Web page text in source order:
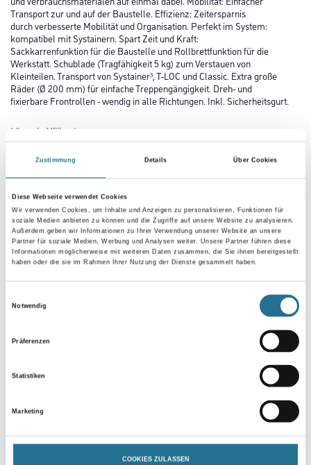
Zustimmung Details Über Cookies
Diese Webseite verwendet Cookies
Wir verwenden Cookies, um Inhalte und Anzeigen zu personalisieren, Funktionen für
soziale Medien anbieten zu können und die Zugriffe auf unsere Website zu analysieren.
Außerdem geben wir Informationen zu Ihrer Verwendung unserer Website an unsere
Partner für soziale Medien, Werbung und Analysen weiter. Unsere Partner führen diese
Informationen möglicherweise mit weiteren Daten zusammen, die Sie ihnen bereitgestellt
haben oder die sie im Rahmen Ihrer Nutzung der Dienste gesammelt haben.
Notwendig
Präferenzen
Statistiken
Marketing
COOKIES ZULASSEN
Transport zur und auf der Baustelle. Effizienz: Zeitersparnis
durch verbesserte Mobilität und Organisation. Perfekt im System:
kompatibel mit Systainern. Spart Zeit und Kraft:
Sackkarrenfunktion für die Baustelle und Rollbrettfunktion für die
Werkstatt. Schublade (Tragfähigkeit 5 kg) zum Verstauen von
Kleinteilen. Transport von Systainer³, T-LOC und Classic. Extra große
Räder (Ø 200 mm) für einfache Treppengängigkeit. Dreh- und
fixierbare Frontrollen - wendig in alle Richtungen. Inkl. Sicherheitsgurt.
Länge in Millimeter
Höhe in millimeter